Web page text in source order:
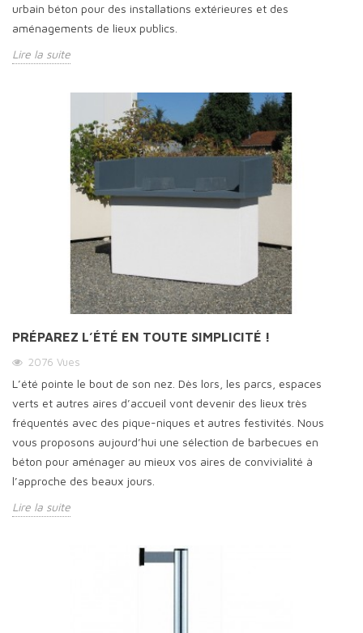
urbain béton pour des installations extérieures et des
aménagements de lieux publics.
Lire la suite
PRÉPAREZ L’ÉTÉ EN TOUTE SIMPLICITÉ !
2076 Vues
L’été pointe le bout de son nez. Dès lors, les parcs, espaces
verts et autres aires d’accueil vont devenir des lieux très
fréquentés avec des pique-niques et autres festivités. Nous
vous proposons aujourd’hui une sélection de barbecues en
béton pour aménager au mieux vos aires de convivialité à
l’approche des beaux jours.
Lire la suite